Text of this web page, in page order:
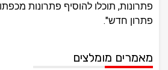
פתרונות, תוכלו להוסיף פתרונות
פתרון חדש".
מאמרים מומלצים